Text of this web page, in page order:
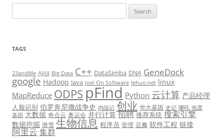
for:
TAGS
23andMe AJAX Big Data C++ DataSimba DNA GeneDock
google Hadoop Java Joel On Software lehuo.net linux
MapReduce ODPS pFind Python 云计算 产品经理
人脸识别 伯罗奔尼撒战争史 内战记 创业 华大基因 史记 哪吒 地震
基因 大数据 奇点云 奥运会 并行计算 招聘 推荐系统 搜索引擎
数据挖掘 滑雪 生物信息 程序员 管理 豆瓣 软件工程 链接
阿里云集群